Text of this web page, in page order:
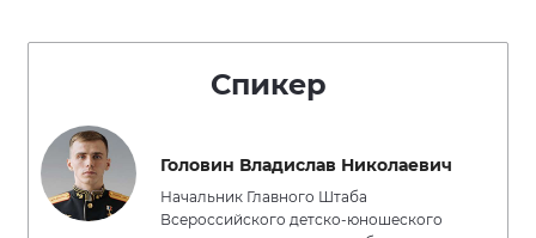
Спикер
Головин Владислав Николаевич
Начальник Главного Штаба
Всероссийского детско-юношеского